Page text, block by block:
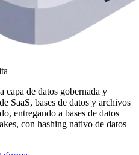
capa de datos gobernada y
SaaS, bases de datos y archivos
entregando a bases de datos
con hashing nativo de datos